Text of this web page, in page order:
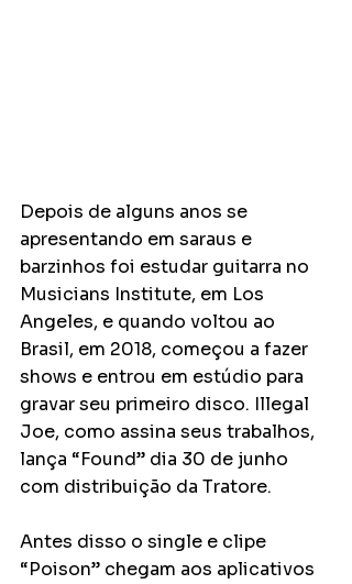
Depois de alguns anos se
apresentando em saraus e
barzinhos foi estudar guitarra no
Musicians Institute, em Los
Angeles, e quando voltou ao
Brasil, em 2018, começou a fazer
shows e entrou em estúdio para
gravar seu primeiro disco. Illegal
Joe, como assina seus trabalhos,
lança “Found” dia 30 de junho
com distribuição da Tratore.
Antes disso o single e clipe
“Poison” chegam aos aplicativos